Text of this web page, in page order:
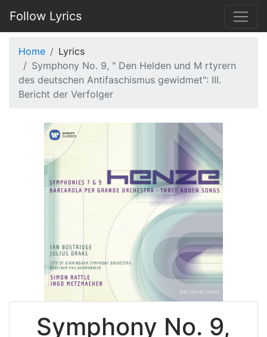
Follow Lyrics
Home
Lyrics
Symphony No. 9, " Den Helden und M rtyrern
des deutschen Antifaschismus gewidmet": III.
Bericht der Verfolger
Symphony No. 9,